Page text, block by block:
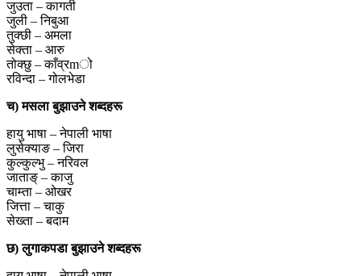
जुउता – कागती
जुली – निबुआ
तुक्छी – अमला
सेक्ता – आरु
तोक्छु – काँव्रmो
रविन्दा – गोलभेडा
च) मसला बुझाउने शब्दहरू
हायु भाषा – नेपाली भाषा
लुसेक्याङ – जिरा
कुल्कुल्भु – नरिवल
जाताङ् – काजु
चाम्ता – ओखर
जित्ता – चाकु
सेख्ता – बदाम
छ) लुगाकपडा बुझाउने शब्दहरू